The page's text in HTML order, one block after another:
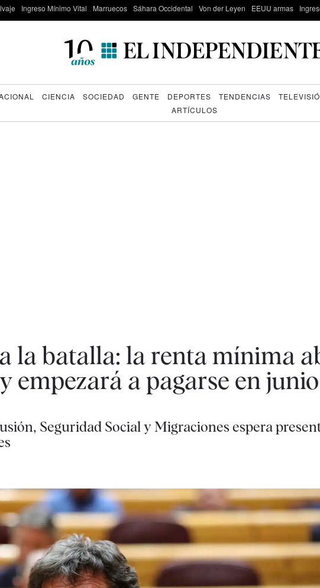
Ingreso Mínimo Vital Marruecos Sáhara Occidental Von der Leyen EEUU armas
CIENCIA SOCIEDAD GENTE DEPORTES TENDENCIAS
ARTÍCULOS
la batalla: la renta mínima
empezará a pagarse en junio
Seguridad Social y Migraciones espera